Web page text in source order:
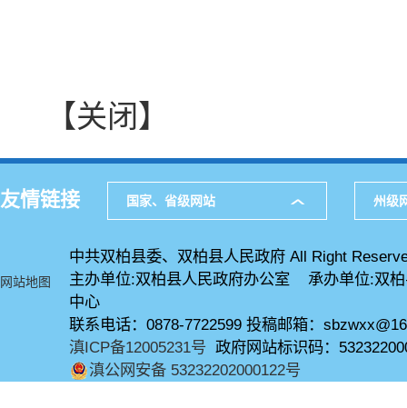
【关闭】
友情链接 国家、省级网站 州级
网站地图
中共双柏县委、双柏县人民政府 All Right
主办单位:双柏县人民政府办公室 承办单位:双
中心
联系电话：0878-7722599 投稿邮箱：
滇ICP备12005231号 政府网站标识码：
滇公网安备 53232202000122号